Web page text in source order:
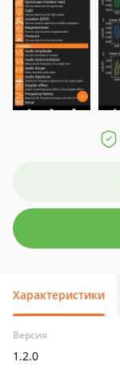
Характеристики
Версия
1.2.0